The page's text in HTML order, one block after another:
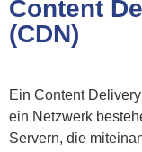
Content
(CDN)
Ein Content
ein Netzwerk
Servern, die